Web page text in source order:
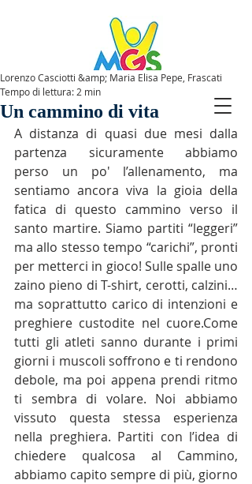
SPAZIOMGS
Un cammino di vita
Lorenzo Casciotti &amp; Maria Elisa Pepe, Frascati
Tempo di lettura: 2 min
A distanza di quasi due mesi dalla
partenza sicuramente abbiamo
perso un po' l’allenamento, ma
sentiamo ancora viva la gioia della
fatica di questo cammino verso il
santo martire. Siamo partiti “leggeri”
ma allo stesso tempo “carichi”, pronti
per metterci in gioco! Sulle spalle uno
zaino pieno di T-shirt, cerotti, calzini…
ma soprattutto carico di intenzioni e
preghiere custodite nel cuore.Come
tutti gli atleti sanno durante i primi
giorni i muscoli soffrono e ti rendono
debole, ma poi appena prendi ritmo
ti sembra di volare. Noi abbiamo
vissuto questa stessa esperienza
nella preghiera. Partiti con l’idea di
chiedere qualcosa al Cammino,
abbiamo capito sempre di più, giorno